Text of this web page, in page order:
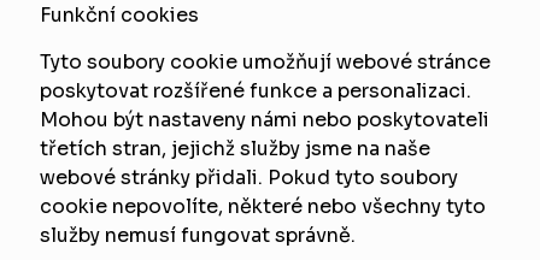
Funkční cookies
Tyto soubory cookie umožňují webové stránce
poskytovat rozšířené funkce a personalizaci.
Mohou být nastaveny námi nebo poskytovateli
třetích stran, jejichž služby jsme na naše
webové stránky přidali. Pokud tyto soubory
cookie nepovolíte, některé nebo všechny tyto
služby nemusí fungovat správně.